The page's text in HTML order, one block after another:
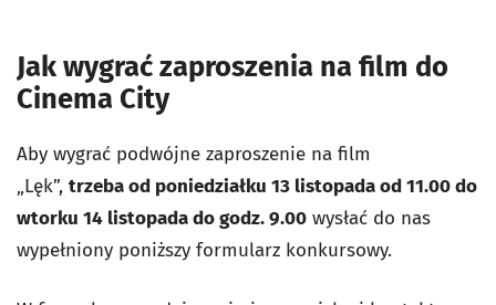
Jak wygrać zaproszenia na film do
Cinema City
Aby wygrać podwójne zaproszenie na film
„Lęk”, trzeba od poniedziałku 13 listopada od 11.00 do
wtorku 14 listopada do godz. 9.00 wysłać do nas
wypełniony poniższy formularz konkursowy.